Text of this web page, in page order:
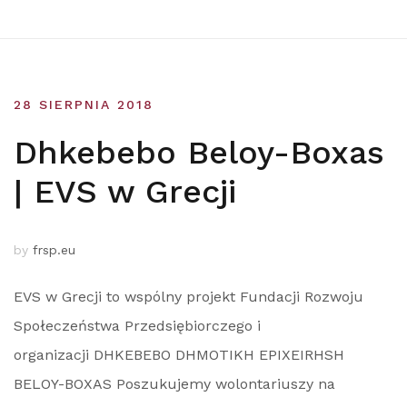
28 SIERPNIA 2018
Dhkebebo Beloy-Boxas
| EVS w Grecji
by frsp.eu
EVS w Grecji to wspólny projekt Fundacji Rozwoju
Społeczeństwa Przedsiębiorczego i
organizacji DHKEBEBO DHMOTIKH EPIXEIRHSH
BELOY-BOXAS Poszukujemy wolontariuszy na